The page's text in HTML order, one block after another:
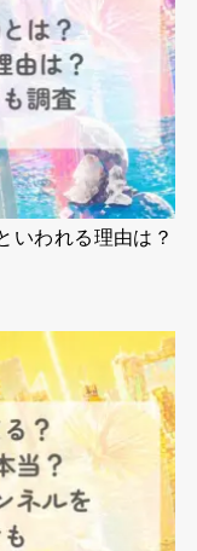
いわれる理由は？